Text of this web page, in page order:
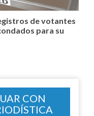
de votantes
para su
CON